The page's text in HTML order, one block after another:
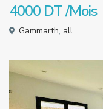
4000 DT/Mois
Gammarth, all